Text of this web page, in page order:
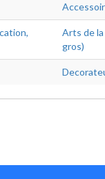
Arts de
gros)